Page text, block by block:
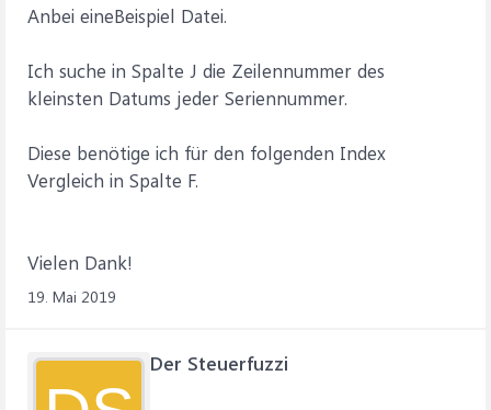
Anbei eineBeispiel Datei.
Ich suche in Spalte J die Zeilennummer des
kleinsten Datums jeder Seriennummer.
Diese benötige ich für den folgenden Index
Vergleich in Spalte F.
Vielen Dank!
19. Mai 2019
Der Steuerfuzzi